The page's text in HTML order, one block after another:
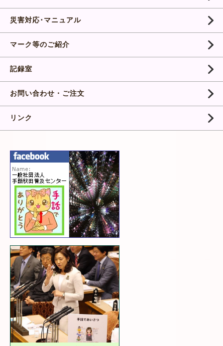
災害対応･マニュアル
マーク等のご紹介
記録室
お問い合わせ・ご注文
リンク